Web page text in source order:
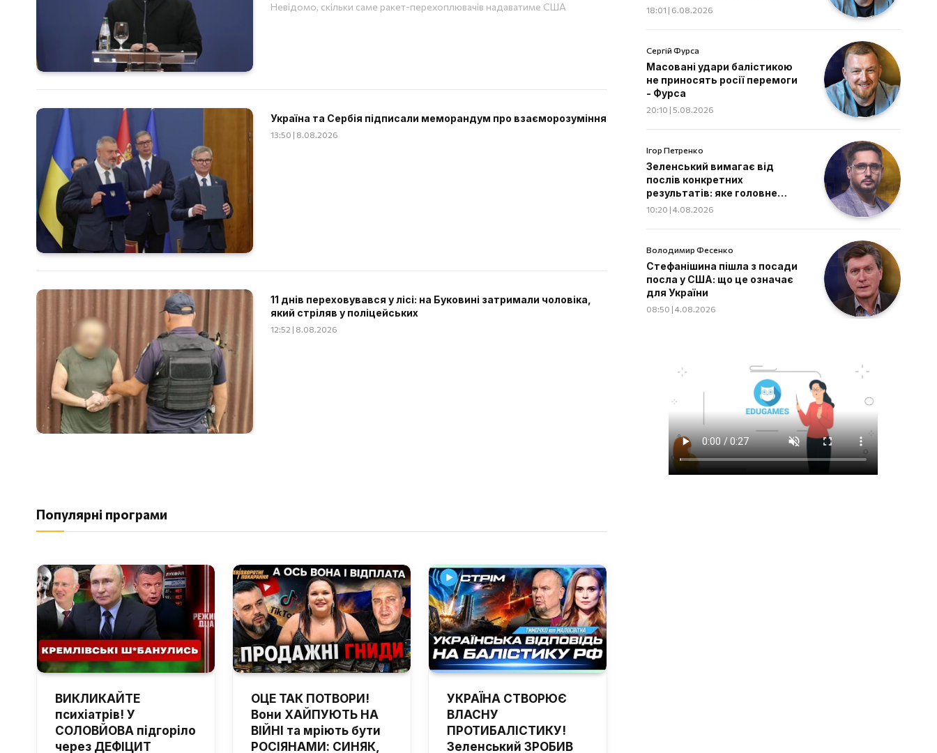
Невідомо, скільки саме ракет-перехоплювачів надаватиме США
Україна та Сербія підписали меморандум про взаєморозуміння
13:50 | 8.08.2026
11 днів переховувався у лісі: на Буковині затримали чоловіка,
який стріляв у поліцейських
12:52 | 8.08.2026
Популярні програми
ВИКЛИКАЙТЕ
психіатрів! У
СОЛОВЙОВА підгоріло
через ДЕФІЦИТ
ОЦЕ ТАК ПОТВОРИ!
Вони ХАЙПУЮТЬ НА
ВІЙНІ та мріють бути
РОСІЯНАМИ: СИНЯК,
УКРАЇНА СТВОРЮЄ
ВЛАСНУ
ПРОТИБАЛІСТИКУ!
Зеленський ЗРОБИВ
18:01 | 6.08.2026
Сергій Фурса
Масовані удари балістикою
не приносять росії перемоги
- Фурса
20:10 | 5.08.2026
Ігор Петренко
Зеленський вимагає від
послів конкретних
результатів: яке головне
завдання дипломатів
10:20 | 4.08.2026
Володимир Фесенко
Стефанішина пішла з посади
посла у США: що це означає
для України
08:50 | 4.08.2026